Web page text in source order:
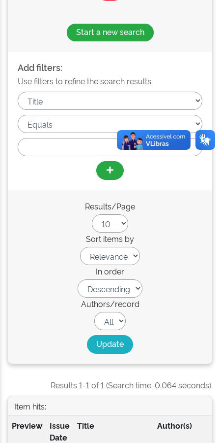
Start a new search
Add filters:
Use filters to refine the search results.
Results/Page
Sort items by
In order
Authors/record
Results 1-1 of 1 (Search time: 0.064 seconds).
Item hits:
Preview
Issue
Date
Title Author(s)